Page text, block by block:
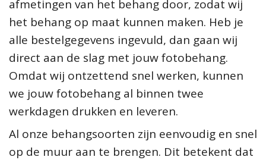
afmetingen van het behang door, zodat wij
het behang op maat kunnen maken. Heb je
alle bestelgegevens ingevuld, dan gaan wij
direct aan de slag met jouw fotobehang.
Omdat wij ontzettend snel werken, kunnen
we jouw fotobehang al binnen twee
werkdagen drukken en leveren.
Al onze behangsoorten zijn eenvoudig en snel
op de muur aan te brengen. Dit betekent dat